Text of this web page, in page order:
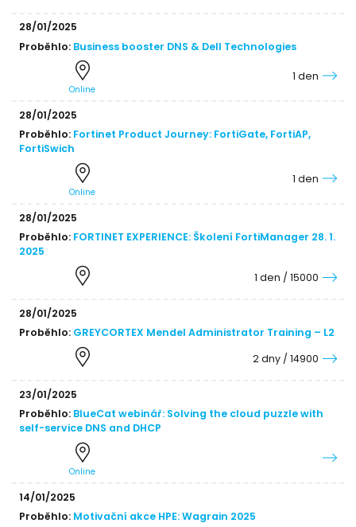
28/01/2025
Proběhlo:Business booster DNS & Dell Technologies
Online
1 den
28/01/2025
Proběhlo:Fortinet Product Journey: FortiGate, FortiAP,
FortiSwich
Online
1 den
28/01/2025
Proběhlo:FORTINET EXPERIENCE: Školení FortiManager 28. 1.
2025
1 den / 15000
28/01/2025
Proběhlo:GREYCORTEX Mendel Administrator Training – L2
2 dny / 14900
23/01/2025
Proběhlo:BlueCat webinář: Solving the cloud puzzle with
self-service DNS and DHCP
Online
14/01/2025
Proběhlo:Motivační akce HPE: Wagrain 2025